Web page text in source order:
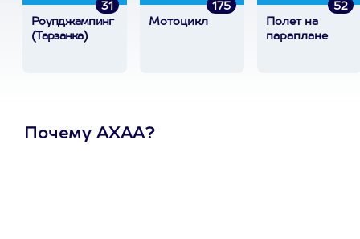
31
Роупджампинг
(Тарзанка)
175
Мотоцикл
52
Полет на
параплане
Почему АХАА?